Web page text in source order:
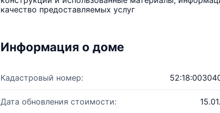
качество предоставляемых услуг
Информация о доме
Кадастровый номер:
Дата обновления стоимости: